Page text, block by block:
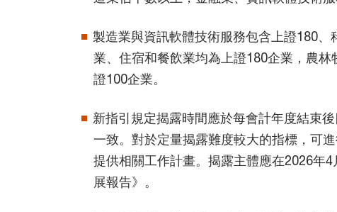
製造業與資訊軟體技術服務包含上證180
業、住宿和餐飲業均為上證180企業，農
證100企業。
新指引規定揭露時間應於每會計年度結束
一致。對於定量揭露難度較大的指標，可
提供相關工作計畫。揭露主體應在2026年
展報告》。